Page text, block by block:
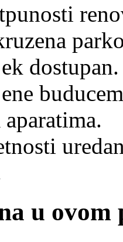
dostupan.
u ovom